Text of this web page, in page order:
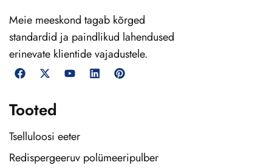
Meie meeskond tagab kõrged
standardid ja paindlikud lahendused
erinevate klientide vajadustele.
Tooted
Tselluloosi eeter
Redispergeeruv polümeeripulber